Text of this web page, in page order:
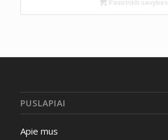
Pasirinkti savybes
PUSLAPIAI
Apie mus